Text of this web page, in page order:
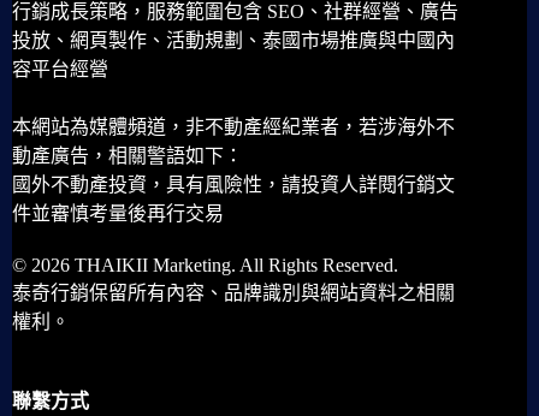
行銷成長策略，服務範圍包含 SEO、社群經營、廣告
投放、網頁製作、活動規劃、泰國市場推廣與中國內
容平台經營
本網站為媒體頻道，非不動產經紀業者，若涉海外不
動產廣告，相關警語如下：
國外不動產投資，具有風險性，請投資人詳閱行銷文
件並審慎考量後再行交易
© 2026 THAIKII Marketing. All Rights Reserved.
泰奇行銷保留所有內容、品牌識別與網站資料之相關
權利。
聯繫方式